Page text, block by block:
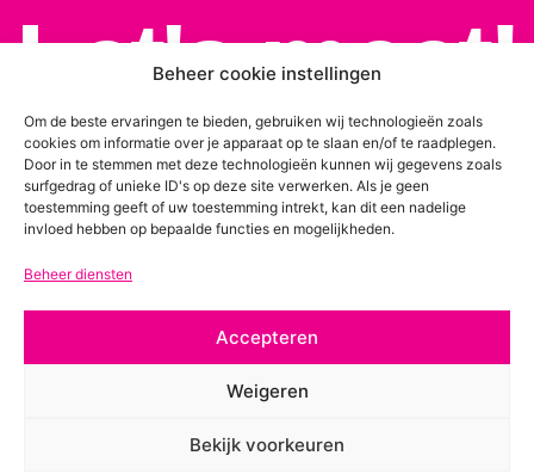
Beheer cookie instellingen
Om de beste ervaringen te bieden, gebruiken wij technologieën zoals
cookies om informatie over je apparaat op te slaan en/of te raadplegen.
Door in te stemmen met deze technologieën kunnen wij gegevens zoals
surfgedrag of unieke ID's op deze site verwerken. Als je geen
toestemming geeft of uw toestemming intrekt, kan dit een nadelige
invloed hebben op bepaalde functies en mogelijkheden.
Beheer diensten
Accepteren
Weigeren
Bekijk voorkeuren
Let's meet!